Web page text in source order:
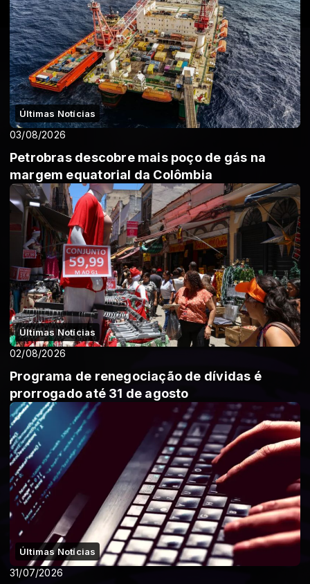
Últimas Notícias
03/08/2026
Petrobras descobre mais poço de gás na
margem equatorial da Colômbia
Últimas Notícias
02/08/2026
Programa de renegociação de dívidas é
prorrogado até 31 de agosto
Últimas Notícias
31/07/2026